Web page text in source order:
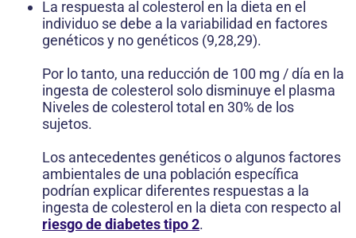
La respuesta al colesterol en la dieta en el
individuo se debe a la variabilidad en factores
genéticos y no genéticos (9,28,29).
Por lo tanto, una reducción de 100 mg / día en la
ingesta de colesterol solo disminuye el plasma
Niveles de colesterol total en 30% de los
sujetos.
Los antecedentes genéticos o algunos factores
ambientales de una población específica
podrían explicar diferentes respuestas a la
ingesta de colesterol en la dieta con respecto al
riesgo de diabetes tipo 2.